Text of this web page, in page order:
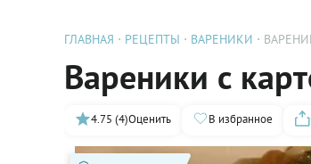
ГЛАВНАЯ РЕЦЕПТЫ ВАРЕНИКИ
Вареники с
4.75 (4)Оценить В избранное